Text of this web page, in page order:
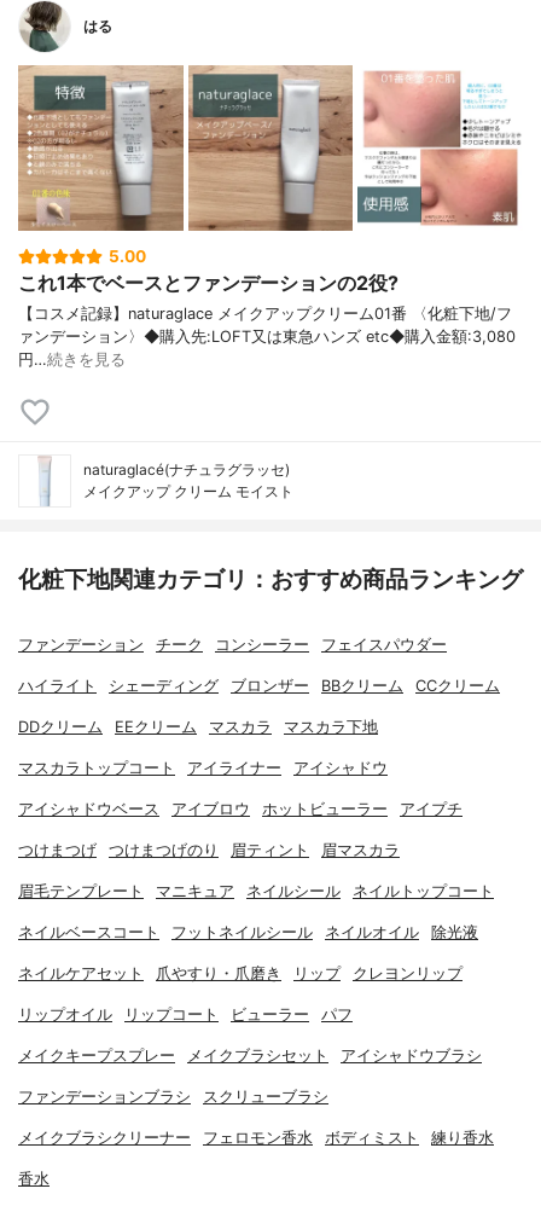
はる
5.00
これ1本でベースとファンデーションの2役?
【コスメ記録】naturaglace メイクアップクリーム01番 〈化粧下地/フ
ァンデーション〉◆購入先:LOFT又は東急ハンズ etc◆購入金額:3,080
円…続きを見る
naturaglacé(ナチュラグラッセ)
メイクアップ クリーム モイスト
化粧下地関連カテゴリ：おすすめ商品ランキング
ファンデーション チーク コンシーラー フェイスパウダー
ハイライト シェーディング ブロンザー BBクリーム CCクリーム
DDクリーム EEクリーム マスカラ マスカラ下地
マスカラトップコート アイライナー アイシャドウ
アイシャドウベース アイブロウ ホットビューラー アイプチ
つけまつげ つけまつげのり 眉ティント 眉マスカラ
眉毛テンプレート マニキュア ネイルシール ネイルトップコート
ネイルベースコート フットネイルシール ネイルオイル 除光液
ネイルケアセット 爪やすり・爪磨き リップ クレヨンリップ
リップオイル リップコート ビューラー パフ
メイクキープスプレー メイクブラシセット アイシャドウブラシ
ファンデーションブラシ スクリューブラシ
メイクブラシクリーナー フェロモン香水 ボディミスト 練り香水
香水